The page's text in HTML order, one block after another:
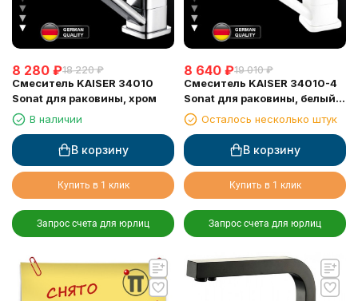
8 280 ₽18 220 ₽
Смеситель KAISER 34010
Sonat для раковины, хром
В наличии
В корзину
Купить в 1 клик
Запрос счета для юрлиц
8 640 ₽19 010 ₽
Смеситель KAISER 34010-4
Sonat для раковины, белый
матовый
Осталось несколько штук
В корзину
Купить в 1 клик
Запрос счета для юрлиц